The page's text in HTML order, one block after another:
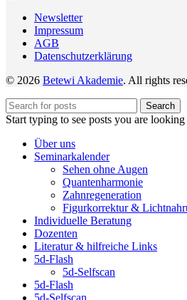
Newsletter
Impressum
AGB
Datenschutzerklärung
© 2026 Betewi Akademie. All rights
Search
Start typing to see posts you are looking
Über uns
Seminarkalender
Sehen ohne Augen
Quantenharmonie
Zahnregeneration
Figurkorrektur &
Individuelle Beratung
Dozenten
Literatur & hilfreiche Links
5d-Flash
5d-Selfscan
5d-Flash
5d-Selfscan